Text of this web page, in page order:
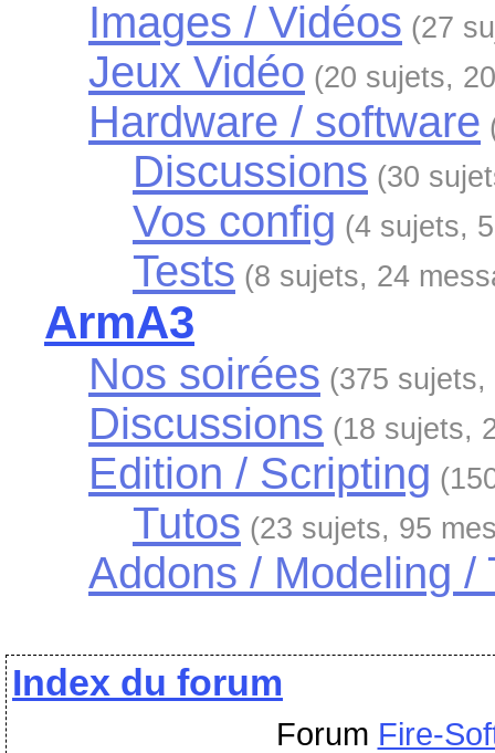
Images / Vidéos (27
Jeux Vidéo (20 sujets,
Hardware / software
Discussions (30
Vos config (4 sujets,
Tests (8 sujets, 24
ArmA3
Nos soirées (375
Discussions (18 sujets,
Edition / Scripting
Tutos (23 sujets, 95
Addons / Modeling /
Index du forum
Forum Fire-